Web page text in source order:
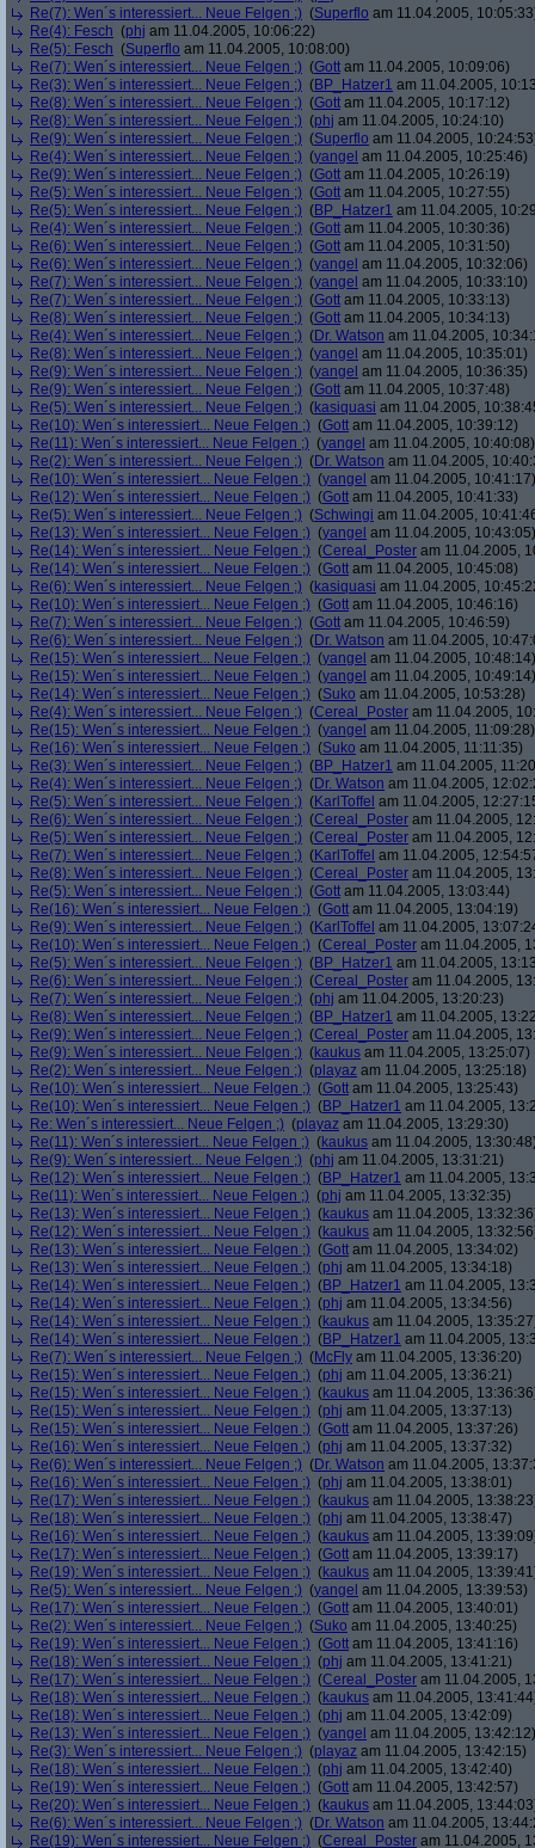
Re(7): Wen´s interessiert... Neue Felgen ;) (Superflo am 11.04.2005,
Re(4): Fesch (phj am 11.04.2005, 10:06:22)
Re(5): Fesch (Superflo am 11.04.2005, 10:08:00)
Re(7): Wen´s interessiert... Neue Felgen ;) (Gott am 11.04.2005, 10:09:06)
Re(3): Wen´s interessiert... Neue Felgen ;) (BP_Hatzer1 am 11.04.2005,
Re(8): Wen´s interessiert... Neue Felgen ;) (Gott am 11.04.2005, 10:17:12)
Re(8): Wen´s interessiert... Neue Felgen ;) (phj am 11.04.2005, 10:24:10)
Re(9): Wen´s interessiert... Neue Felgen ;) (Superflo am 11.04.2005,
Re(4): Wen´s interessiert... Neue Felgen ;) (yangel am 11.04.2005, 10:25:46)
Re(9): Wen´s interessiert... Neue Felgen ;) (Gott am 11.04.2005, 10:26:19)
Re(5): Wen´s interessiert... Neue Felgen ;) (Gott am 11.04.2005, 10:27:55)
Re(5): Wen´s interessiert... Neue Felgen ;) (BP_Hatzer1 am 11.04.2005,
Re(4): Wen´s interessiert... Neue Felgen ;) (Gott am 11.04.2005, 10:30:36)
Re(6): Wen´s interessiert... Neue Felgen ;) (Gott am 11.04.2005, 10:31:50)
Re(6): Wen´s interessiert... Neue Felgen ;) (yangel am 11.04.2005, 10:32:06)
Re(7): Wen´s interessiert... Neue Felgen ;) (yangel am 11.04.2005, 10:33:10)
Re(7): Wen´s interessiert... Neue Felgen ;) (Gott am 11.04.2005, 10:33:13)
Re(8): Wen´s interessiert... Neue Felgen ;) (Gott am 11.04.2005, 10:34:13)
Re(4): Wen´s interessiert... Neue Felgen ;) (Dr. Watson am 11.04.2005,
Re(8): Wen´s interessiert... Neue Felgen ;) (yangel am 11.04.2005, 10:35:01)
Re(9): Wen´s interessiert... Neue Felgen ;) (yangel am 11.04.2005, 10:36:35)
Re(9): Wen´s interessiert... Neue Felgen ;) (Gott am 11.04.2005, 10:37:48)
Re(5): Wen´s interessiert... Neue Felgen ;) (kasiquasi am 11.04.2005,
Re(10): Wen´s interessiert... Neue Felgen ;) (Gott am 11.04.2005, 10:39:12)
Re(11): Wen´s interessiert... Neue Felgen ;) (yangel am 11.04.2005, 10:40:08)
Re(2): Wen´s interessiert... Neue Felgen ;) (Dr. Watson am 11.04.2005,
Re(10): Wen´s interessiert... Neue Felgen ;) (yangel am 11.04.2005, 10:41:17)
Re(12): Wen´s interessiert... Neue Felgen ;) (Gott am 11.04.2005, 10:41:33)
Re(5): Wen´s interessiert... Neue Felgen ;) (Schwingi am 11.04.2005,
Re(13): Wen´s interessiert... Neue Felgen ;) (yangel am 11.04.2005, 10:43:05)
Re(14): Wen´s interessiert... Neue Felgen ;) (Cereal_Poster am 11.04.2005,
Re(14): Wen´s interessiert... Neue Felgen ;) (Gott am 11.04.2005, 10:45:08)
Re(6): Wen´s interessiert... Neue Felgen ;) (kasiquasi am 11.04.2005,
Re(10): Wen´s interessiert... Neue Felgen ;) (Gott am 11.04.2005, 10:46:16)
Re(7): Wen´s interessiert... Neue Felgen ;) (Gott am 11.04.2005, 10:46:59)
Re(6): Wen´s interessiert... Neue Felgen ;) (Dr. Watson am 11.04.2005,
Re(15): Wen´s interessiert... Neue Felgen ;) (yangel am 11.04.2005, 10:48:14)
Re(15): Wen´s interessiert... Neue Felgen ;) (yangel am 11.04.2005, 10:49:14)
Re(14): Wen´s interessiert... Neue Felgen ;) (Suko am 11.04.2005, 10:53:28)
Re(4): Wen´s interessiert... Neue Felgen ;) (Cereal_Poster am 11.04.2005,
Re(15): Wen´s interessiert... Neue Felgen ;) (yangel am 11.04.2005, 11:09:28)
Re(16): Wen´s interessiert... Neue Felgen ;) (Suko am 11.04.2005, 11:11:35)
Re(3): Wen´s interessiert... Neue Felgen ;) (BP_Hatzer1 am 11.04.2005,
Re(4): Wen´s interessiert... Neue Felgen ;) (Dr. Watson am 11.04.2005,
Re(5): Wen´s interessiert... Neue Felgen ;) (KarlToffel am 11.04.2005,
Re(6): Wen´s interessiert... Neue Felgen ;) (Cereal_Poster am 11.04.2005,
Re(5): Wen´s interessiert... Neue Felgen ;) (Cereal_Poster am 11.04.2005,
Re(7): Wen´s interessiert... Neue Felgen ;) (KarlToffel am 11.04.2005,
Re(8): Wen´s interessiert... Neue Felgen ;) (Cereal_Poster am 11.04.2005,
Re(5): Wen´s interessiert... Neue Felgen ;) (Gott am 11.04.2005, 13:03:44)
Re(16): Wen´s interessiert... Neue Felgen ;) (Gott am 11.04.2005, 13:04:19)
Re(9): Wen´s interessiert... Neue Felgen ;) (KarlToffel am 11.04.2005,
Re(10): Wen´s interessiert... Neue Felgen ;) (Cereal_Poster am 11.04.2005,
Re(5): Wen´s interessiert... Neue Felgen ;) (BP_Hatzer1 am 11.04.2005,
Re(6): Wen´s interessiert... Neue Felgen ;) (Cereal_Poster am 11.04.2005,
Re(7): Wen´s interessiert... Neue Felgen ;) (phj am 11.04.2005, 13:20:23)
Re(8): Wen´s interessiert... Neue Felgen ;) (BP_Hatzer1 am 11.04.2005,
Re(9): Wen´s interessiert... Neue Felgen ;) (Cereal_Poster am 11.04.2005,
Re(9): Wen´s interessiert... Neue Felgen ;) (kaukus am 11.04.2005, 13:25:07)
Re(2): Wen´s interessiert... Neue Felgen ;) (playaz am 11.04.2005, 13:25:18)
Re(10): Wen´s interessiert... Neue Felgen ;) (Gott am 11.04.2005, 13:25:43)
Re(10): Wen´s interessiert... Neue Felgen ;) (BP_Hatzer1 am 11.04.2005,
Re: Wen´s interessiert... Neue Felgen ;) (playaz am 11.04.2005, 13:29:30)
Re(11): Wen´s interessiert... Neue Felgen ;) (kaukus am 11.04.2005,
Re(9): Wen´s interessiert... Neue Felgen ;) (phj am 11.04.2005, 13:31:21)
Re(12): Wen´s interessiert... Neue Felgen ;) (BP_Hatzer1 am 11.04.2005,
Re(11): Wen´s interessiert... Neue Felgen ;) (phj am 11.04.2005, 13:32:35)
Re(13): Wen´s interessiert... Neue Felgen ;) (kaukus am 11.04.2005,
Re(12): Wen´s interessiert... Neue Felgen ;) (kaukus am 11.04.2005,
Re(13): Wen´s interessiert... Neue Felgen ;) (Gott am 11.04.2005, 13:34:02)
Re(13): Wen´s interessiert... Neue Felgen ;) (phj am 11.04.2005, 13:34:18)
Re(14): Wen´s interessiert... Neue Felgen ;) (BP_Hatzer1 am 11.04.2005,
Re(14): Wen´s interessiert... Neue Felgen ;) (phj am 11.04.2005, 13:34:56)
Re(14): Wen´s interessiert... Neue Felgen ;) (kaukus am 11.04.2005,
Re(14): Wen´s interessiert... Neue Felgen ;) (BP_Hatzer1 am 11.04.2005,
Re(7): Wen´s interessiert... Neue Felgen ;) (McFly am 11.04.2005, 13:36:20)
Re(15): Wen´s interessiert... Neue Felgen ;) (phj am 11.04.2005, 13:36:21)
Re(15): Wen´s interessiert... Neue Felgen ;) (kaukus am 11.04.2005,
Re(15): Wen´s interessiert... Neue Felgen ;) (phj am 11.04.2005, 13:37:13)
Re(15): Wen´s interessiert... Neue Felgen ;) (Gott am 11.04.2005, 13:37:26)
Re(16): Wen´s interessiert... Neue Felgen ;) (phj am 11.04.2005, 13:37:32)
Re(6): Wen´s interessiert... Neue Felgen ;) (Dr. Watson am 11.04.2005,
Re(16): Wen´s interessiert... Neue Felgen ;) (phj am 11.04.2005, 13:38:01)
Re(17): Wen´s interessiert... Neue Felgen ;) (kaukus am 11.04.2005,
Re(18): Wen´s interessiert... Neue Felgen ;) (phj am 11.04.2005, 13:38:47)
Re(16): Wen´s interessiert... Neue Felgen ;) (kaukus am 11.04.2005,
Re(17): Wen´s interessiert... Neue Felgen ;) (Gott am 11.04.2005, 13:39:17)
Re(19): Wen´s interessiert... Neue Felgen ;) (kaukus am 11.04.2005,
Re(5): Wen´s interessiert... Neue Felgen ;) (yangel am 11.04.2005, 13:39:53)
Re(17): Wen´s interessiert... Neue Felgen ;) (Gott am 11.04.2005, 13:40:01)
Re(2): Wen´s interessiert... Neue Felgen ;) (Suko am 11.04.2005, 13:40:25)
Re(19): Wen´s interessiert... Neue Felgen ;) (Gott am 11.04.2005, 13:41:16)
Re(18): Wen´s interessiert... Neue Felgen ;) (phj am 11.04.2005, 13:41:21)
Re(17): Wen´s interessiert... Neue Felgen ;) (Cereal_Poster am 11.04.2005,
Re(18): Wen´s interessiert... Neue Felgen ;) (kaukus am 11.04.2005,
Re(18): Wen´s interessiert... Neue Felgen ;) (phj am 11.04.2005, 13:42:09)
Re(13): Wen´s interessiert... Neue Felgen ;) (yangel am 11.04.2005, 13:42:12)
Re(3): Wen´s interessiert... Neue Felgen ;) (playaz am 11.04.2005, 13:42:15)
Re(18): Wen´s interessiert... Neue Felgen ;) (phj am 11.04.2005, 13:42:40)
Re(19): Wen´s interessiert... Neue Felgen ;) (Gott am 11.04.2005, 13:42:57)
Re(20): Wen´s interessiert... Neue Felgen ;) (kaukus am 11.04.2005,
Re(6): Wen´s interessiert... Neue Felgen ;) (Dr. Watson am 11.04.2005,
Re(19): Wen´s interessiert... Neue Felgen ;) (Cereal_Poster am 11.04.2005,